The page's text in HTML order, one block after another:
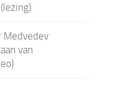
Medvedev
van